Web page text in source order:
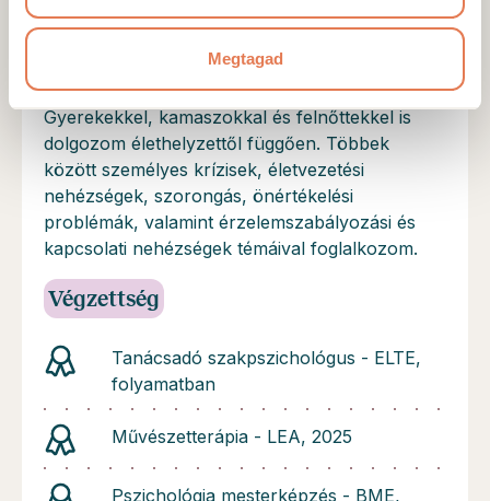
Megtagad
érzések megélhetővé és megérthetővé válnak.
művészetterápiás elemek, relaxáció –
támogatom a tudatosítást és az önreflexiót.
Gyerekekkel, kamaszokkal és felnőttekkel is
dolgozom élethelyzettől függően. Többek
között személyes krízisek, életvezetési
nehézségek, szorongás, önértékelési
problémák, valamint érzelemszabályozási és
kapcsolati nehézségek témáival foglalkozom.
Végzettség
Tanácsadó szakpszichológus - ELTE,
folyamatban
Művészetterápia - LEA, 2025
Pszichológia mesterképzés - BME,